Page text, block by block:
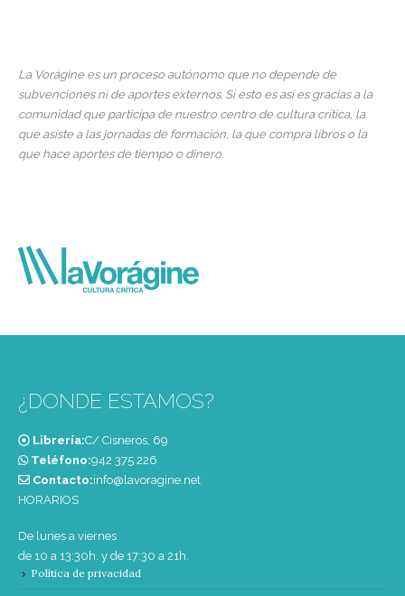
La Vorágine es un proceso autónomo que no depende de
subvenciones ni de aportes externos. Si esto es así es gracias a la
comunidad que participa de nuestro centro de cultura crítica, la
que asiste a las jornadas de formación, la que compra libros o la
que hace aportes de tiempo o dinero.
¿DONDE ESTAMOS?
Librería:C/ Cisneros, 69
Teléfono:‭942 375 226‬
Contacto:info@lavoragine.net
HORARIOS
De lunes a viernes
de 10 a 13:30h. y de 17:30 a 21h.
Política de privacidad